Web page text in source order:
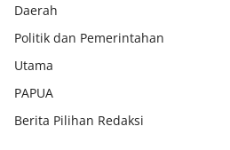
Daerah
Politik dan Pemerintahan
Utama
PAPUA
Berita Pilihan Redaksi